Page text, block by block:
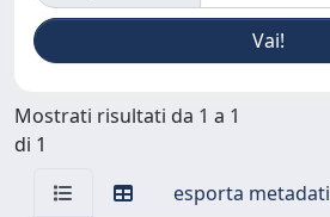
Mostrati risultati da 1 a 1
di 1
esporta metadati